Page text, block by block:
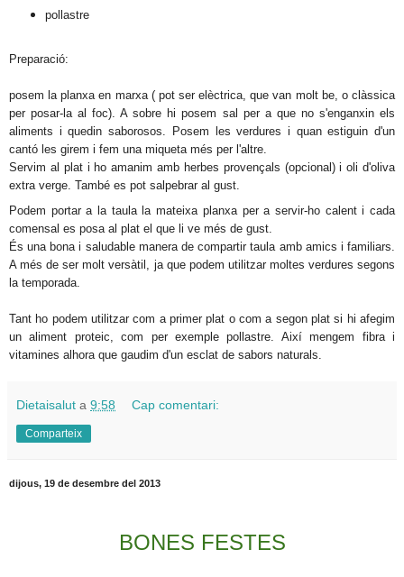
pollastre
Preparació:
posem la planxa en marxa ( pot ser elèctrica, que van molt be, o clàssica
per posar-la al foc). A sobre hi posem sal per a que no s'enganxin els
aliments i quedin saborosos. Posem les verdures i quan estiguin d'un
cantó les girem i fem una miqueta més per l'altre.
Servim al plat i ho amanim amb herbes provençals (opcional) i oli d'oliva
extra verge. També es pot salpebrar al gust.
Podem portar a la taula la mateixa planxa per a servir-ho calent i cada
comensal es posa al plat el que li ve més de gust.
És una bona i saludable manera de compartir taula amb amics i familiars.
A més de ser molt versàtil, ja que podem utilitzar moltes verdures segons
la temporada.
Tant ho podem utilitzar com a primer plat o com a segon plat si hi afegim
un aliment proteic, com per exemple pollastre. Així mengem fibra i
vitamines alhora que gaudim d'un esclat de sabors naturals.
Dietaisalut a 9:58 Cap comentari:
Comparteix
dijous, 19 de desembre del 2013
BONES FESTES